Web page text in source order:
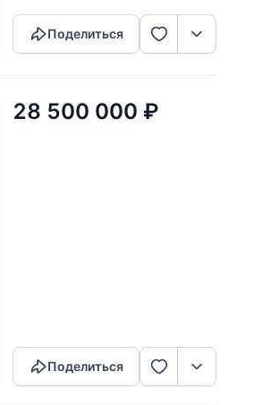
Поделиться
28 500 000 ₽
Поделиться